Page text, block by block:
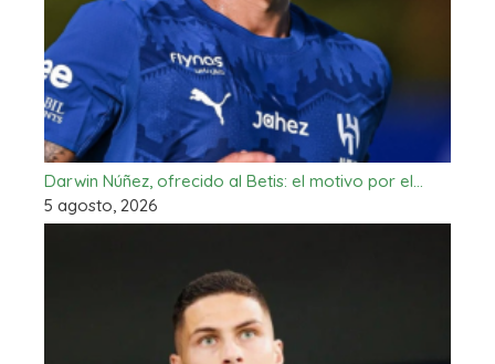
Darwin Núñez, ofrecido al Betis: el motivo por el…
5 agosto, 2026